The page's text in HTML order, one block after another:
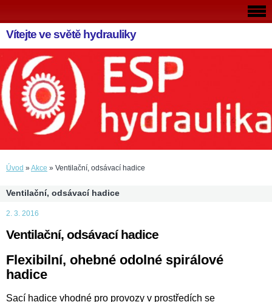
Vítejte ve světě hydrauliky
Úvod »Akce » Ventilační, odsávací hadice
Ventilační, odsávací hadice
2. 3. 2016
Ventilační, odsávací hadice
Flexibilní, ohebné odolné spirálové
hadice
Sací hadice vhodné pro provozy v prostředích se